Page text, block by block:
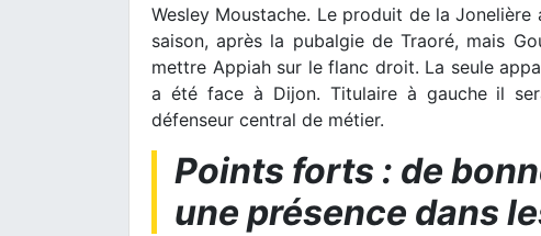
Wesley Moustache. Le produit de la
saison, après la pubalgie de Traoré, mais
mettre Appiah sur le flanc droit. La seule
a été face à Dijon. Titulaire à gauche il
défenseur central de métier.
Points forts : de
une présence dans